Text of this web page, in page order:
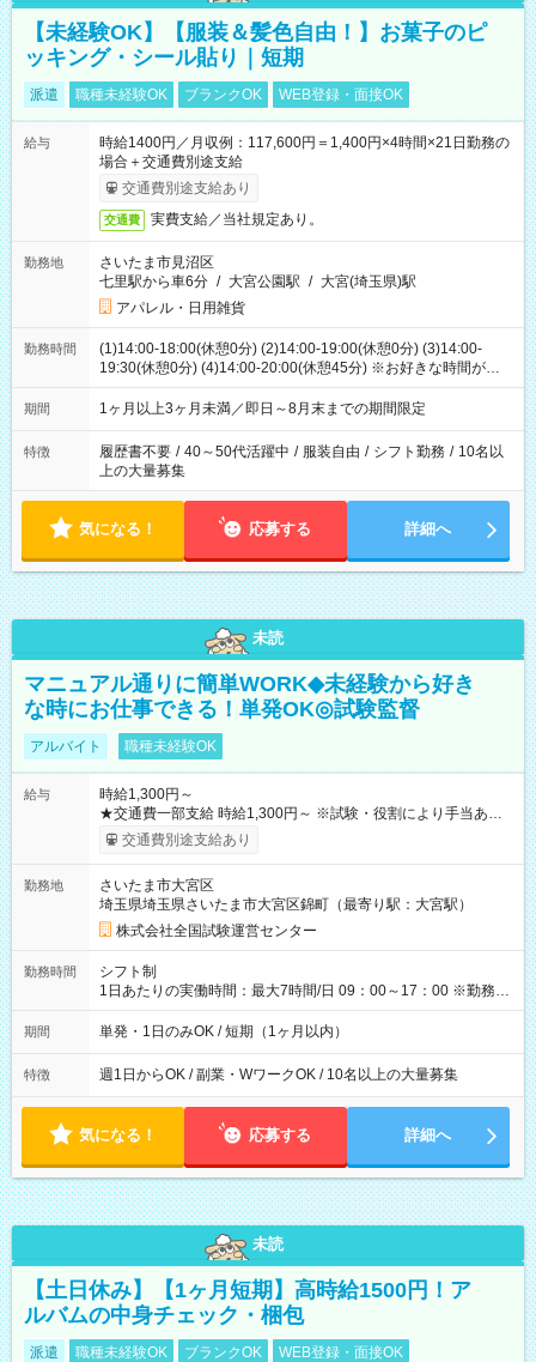
【未経験OK】【服装＆髪色自由！】お菓子のピ
ッキング・シール貼り｜短期
派遣 職種未経験OK ブランクOK WEB登録・面接OK
給与
時給1400円／月収例：117,600円＝1,400円×4時間×21日勤務の
場合＋交通費別途支給
交通費別途支給あり
交通費 実費支給／当社規定あり。
勤務地
さいたま市見沼区
七里駅から車6分 / 大宮公園駅 / 大宮(埼玉県)駅
アパレル・日用雑貨
勤務時間
(1)14:00-18:00(休憩0分) (2)14:00-19:00(休憩0分) (3)14:00-
19:30(休憩0分) (4)14:00-20:00(休憩45分) ※お好きな時間が選べ
ます
期間 1ヶ月以上3ヶ月未満／即日～8月末までの期間限定
特徴 履歴書不要 / 40～50代活躍中 / 服装自由 / シフト勤務 / 10名以
上の大量募集
気になる！ 応募する 詳細へ
未読
マニュアル通りに簡単WORK◆未経験から好き
な時にお仕事できる！単発OK◎試験監督
アルバイト 職種未経験OK
給与
時給1,300円～
★交通費一部支給 時給1,300円～ ※試験・役割により手当あり
※勤務回数により昇給あり 【即給（前払い）オプションあ
り！】 希望される場合、勤務から1週間ほどで給与の一部を受け
例】 ・河合塾模擬試験 8:30～17:30（休憩1時間） 時給1,300円
×8時間＝日収10,400円＋交通費 ※当日の役割により時給＋100
円の場合あり ・国家試験 7:00～13:30（休憩なし） 時給1,300
円（役割手当＋100円）×6時間＝日収8,400円＋交通費 【試用期
間】試用期間なし
交通費別途支給あり
勤務地
さいたま市大宮区
埼玉県埼玉県さいたま市大宮区錦町（最寄り駅：大宮駅）
株式会社全国試験運営センター
勤務時間
シフト制
1日あたりの実働時間：最大7時間/日 09：00～17：00 ※勤務時
間は 試験により異なります。
期間 単発・1日のみOK / 短期（1ヶ月以内）
特徴 週1日からOK / 副業・WワークOK / 10名以上の大量募集
気になる！ 応募する 詳細へ
未読
【土日休み】【1ヶ月短期】高時給1500円！ア
ルバムの中身チェック・梱包
派遣 職種未経験OK ブランクOK WEB登録・面接OK